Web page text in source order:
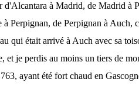
d'Alcantara à Madrid, de Madrid à
à Perpignan, de Perpignan à Auch,
qui était arrivé à Auch avec sa
et je perdis au moins un tiers de
ayant été fort chaud en